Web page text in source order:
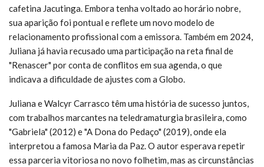
cafetina Jacutinga. Embora tenha voltado ao horário nobre,
sua aparição foi pontual e reflete um novo modelo de
relacionamento profissional com a emissora. Também em 2024,
Juliana já havia recusado uma participação na reta final de
"Renascer" por conta de conflitos em sua agenda, o que
indicava a dificuldade de ajustes com a Globo.
Juliana e Walcyr Carrasco têm uma história de sucesso juntos,
com trabalhos marcantes na teledramaturgia brasileira, como
"Gabriela" (2012) e "A Dona do Pedaço" (2019), onde ela
interpretou a famosa Maria da Paz. O autor esperava repetir
essa parceria vitoriosa no novo folhetim, mas as circunstâncias